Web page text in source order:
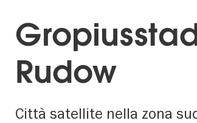
Rudow
Città satellite nella zona